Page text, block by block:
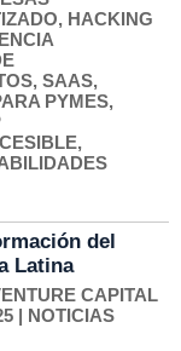
, HACKING
, SAAS,
PYMES,
,
del
Latina
CAPITAL
| NOTICIAS